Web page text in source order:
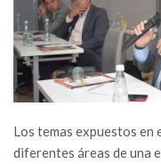
Los temas expuestos en
diferentes áreas de una